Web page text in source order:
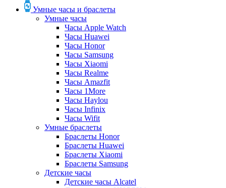
Умные часы и браслеты
Умные часы
Часы Apple Watch
Часы Huawei
Часы Honor
Часы Samsung
Часы Xiaomi
Часы Realme
Часы Amazfit
Часы 1More
Часы Haylou
Часы Infinix
Часы Wifit
Умные браслеты
Браслеты Honor
Браслеты Huawei
Браслеты Xiaomi
Браслеты Samsung
Детские часы
Детские часы Alcatel